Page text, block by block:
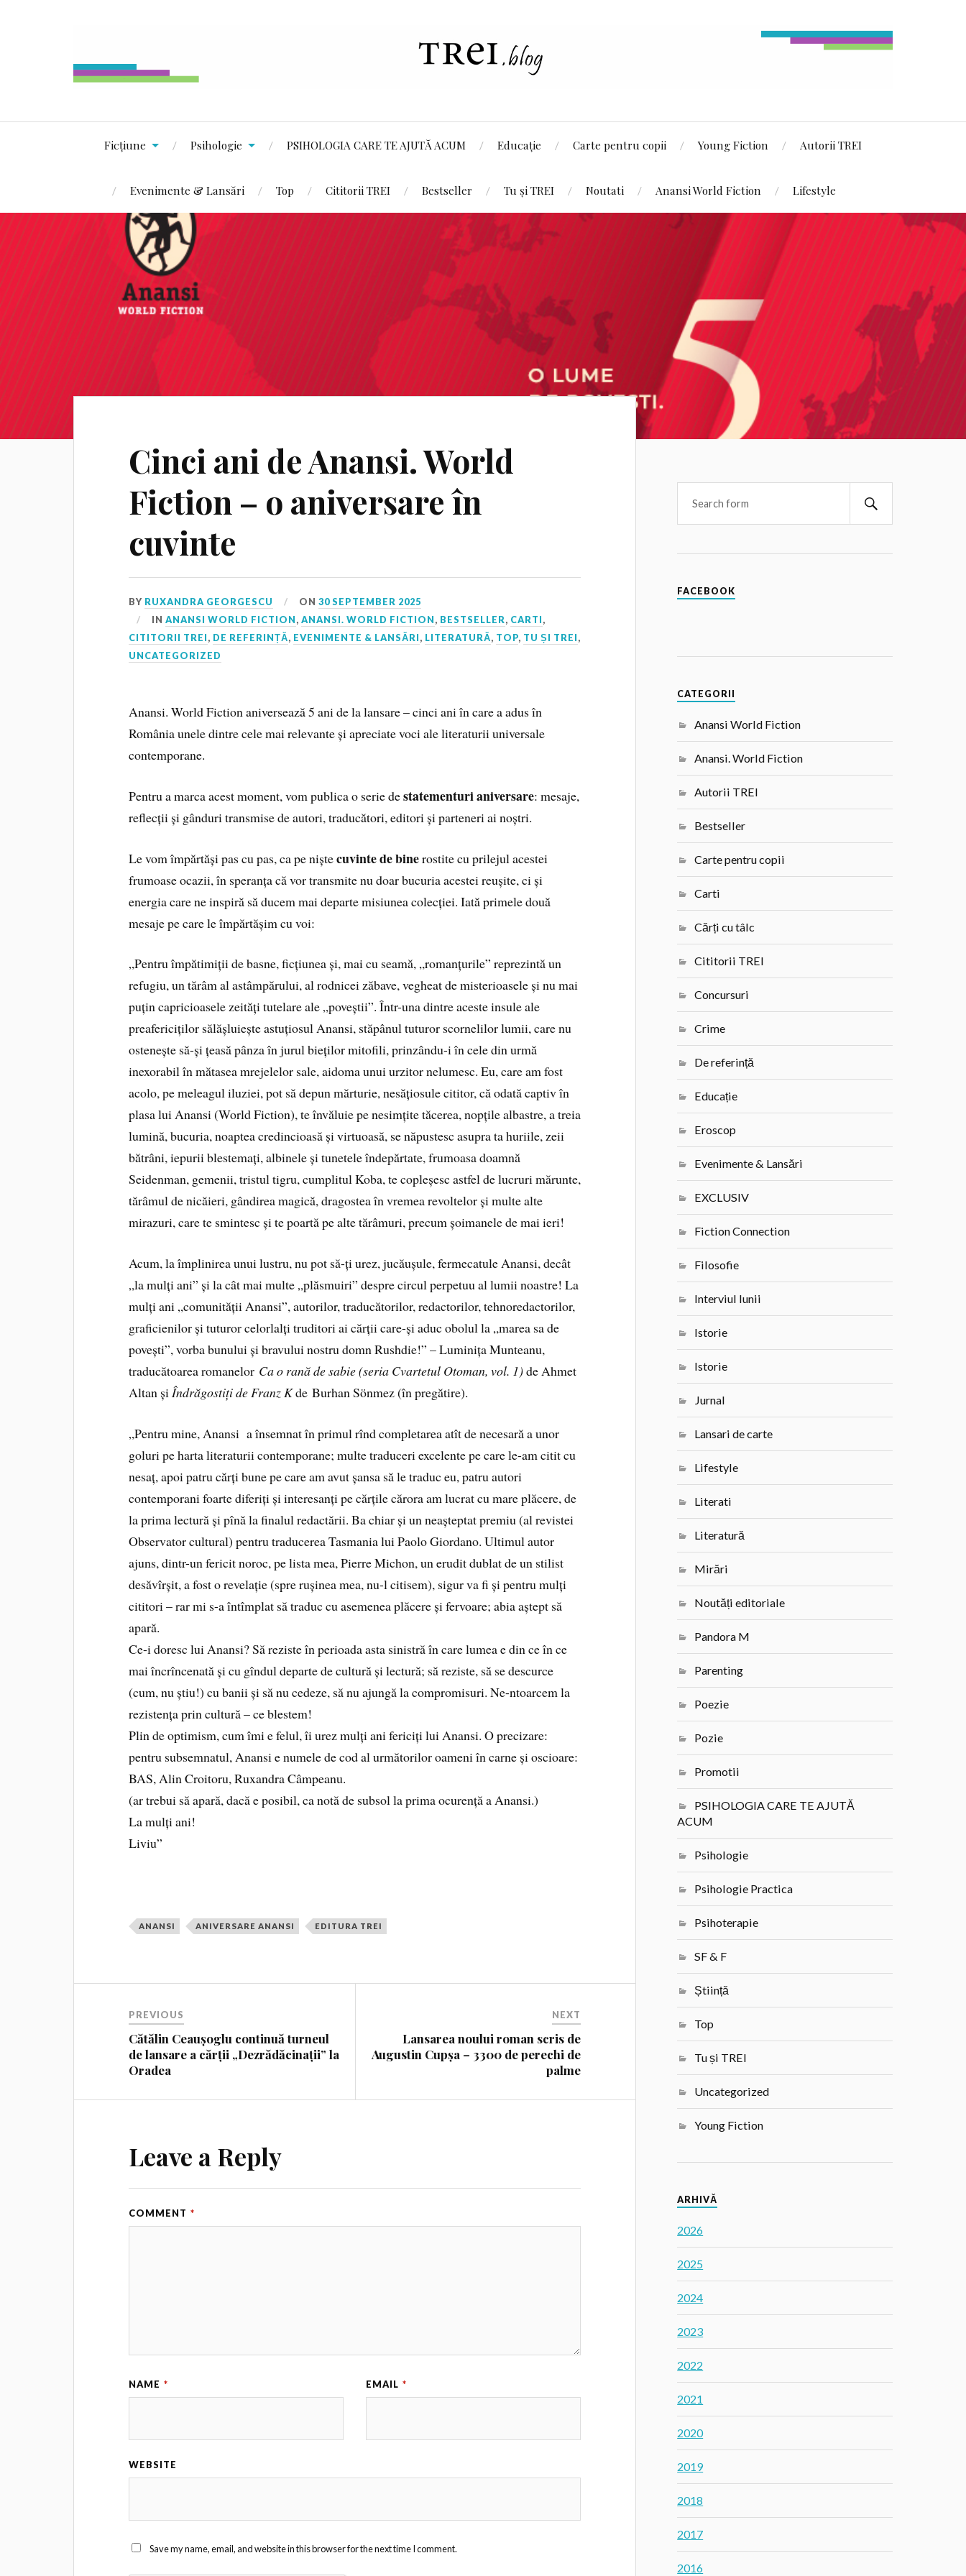
Ficțiune Psihologie PSIHOLOGIA CARE TE AJUTĂ ACUM Educație Carte pentru copii Young Fiction Autorii TREI
Evenimente & Lansări Top Cititorii TREI Bestseller Tu și TREI Noutati Anansi World Fiction Lifestyle
Cinci ani de Anansi. World
Fiction – o aniversare în
cuvinte
BY RUXANDRA GEORGESCU ON30 SEPTEMBER 2025
INANANSI WORLD FICTION,ANANSI. WORLD FICTION, BESTSELLER, CARTI,
CITITORII TREI, DE REFERINȚĂ, EVENIMENTE & LANSĂRI, LITERATURĂ, TOP, TU ȘI TREI,
UNCATEGORIZED
Anansi. World Fiction aniversează 5 ani de la lansare – cinci ani în care a adus în
România unele dintre cele mai relevante și apreciate voci ale literaturii universale
contemporane.
Pentru a marca acest moment, vom publica o serie destatementuri aniversare: mesaje,
reflecții și gânduri transmise de autori, traducători, editori și parteneri ai noștri.
Le vom împărtăși pas cu pas, ca pe niștecuvinte de binerostite cu prilejul acestei
frumoase ocazii, în speranța că vor transmite nu doar bucuria acestei reușite, ci și
energia care ne inspiră să ducem mai departe misiunea colecției. Iată primele două
mesaje pe care le împărtășim cu voi:
„Pentru împătimiții de basne, ficțiunea și, mai cu seamă, „romanțurile” reprezintă un
refugiu, un tărâm al astâmpărului, al rodnicei zăbave, vegheat de misterioasele și nu mai
puțin capricioasele zeități tutelare ale „poveștii”. Într-una dintre aceste insule ale
preafericiților sălășluiește astuțiosul Anansi, stăpânul tuturor scornelilor lumii, care nu
ostenește să-și țeasă pânza în jurul bieților mitofili, prinzându-i în cele din urmă
inexorabil în mătasea mrejelelor sale, aidoma unui urzitor nelumesc. Eu, care am fost
acolo, pe meleagul iluziei, pot să depun mărturie, nesățiosule cititor, că odată captiv în
plasa lui Anansi (World Fiction), te învăluie pe nesimțite tăcerea, nopțile albastre, a treia
lumină, bucuria, noaptea credincioasă și virtuoasă, se năpustesc asupra ta huriile, zeii
bătrâni, iepurii blestemați, albinele și tunetele îndepărtate, frumoasa doamnă
Seidenman, gemenii, tristul tigru, cumplitul Koba, te copleșesc astfel de lucruri mărunte,
tărâmul de nicăieri, gândirea magică, dragostea în vremea revoltelor și multe alte
mirazuri, care te smintesc și te poartă pe alte tărâmuri, precum șoimanele de mai ieri!
Acum, la împlinirea unui lustru, nu pot să-ți urez, jucăușule, fermecatule Anansi, decât
„la mulți ani” și la cât mai multe „plăsmuiri” despre circul perpetuu al lumii noastre! La
mulți ani „comunității Anansi”, autorilor, traducătorilor, redactorilor, tehnoredactorilor,
graficienilor și tuturor celorlalți truditori ai cărții care-și aduc obolul la „marea sa de
povești”, vorba bunului și bravului nostru domn Rushdie!” – Luminița Munteanu,
traducătoarea romanelor Ca o rană de sabie (seria Cvartetul Otoman, vol. 1)de Ahmet
Altan șiÎndrăgostiți de Franz Kde Burhan Sönmez (în pregătire).
„Pentru mine, Anansi a însemnat în primul rînd completarea atît de necesară a unor
goluri pe harta literaturii contemporane; multe traduceri excelente pe care le-am citit cu
nesaț, apoi patru cărți bune pe care am avut șansa să le traduc eu, patru autori
contemporani foarte diferiți și interesanți pe cărțile cărora am lucrat cu mare plăcere, de
la prima lectură și pînă la finalul redactării. Ba chiar și un neașteptat premiu (al revistei
Observator cultural) pentru traducerea Tasmania lui Paolo Giordano. Ultimul autor
ajuns, dintr-un fericit noroc, pe lista mea, Pierre Michon, un erudit dublat de un stilist
desăvîrșit, a fost o revelație (spre rușinea mea, nu-l citisem), sigur va fi și pentru mulți
cititori – rar mi s-a întîmplat să traduc cu asemenea plăcere și fervoare; abia aștept să
apară.
Ce-i doresc lui Anansi? Să reziste în perioada asta sinistră în care lumea e din ce în ce
mai încrîncenată și cu gîndul departe de cultură și lectură; să reziste, să se descurce
(cum, nu știu!) cu banii și să nu cedeze, să nu ajungă la compromisuri. Ne-ntoarcem la
rezistența prin cultură – ce blestem!
Plin de optimism, cum îmi e felul, îi urez mulți ani fericiți lui Anansi. O precizare:
pentru subsemnatul, Anansi e numele de cod al următorilor oameni în carne și oscioare:
BAS, Alin Croitoru, Ruxandra Câmpeanu.
(ar trebui să apară, dacă e posibil, ca notă de subsol la prima ocurență a Anansi.)
La mulți ani!
Liviu”
ANANSI ANIVERSARE ANANSI EDITURA TREI
PREVIOUS
Cătălin Ceaușoglu continuă turneul
de lansare a cărții „Dezrădăcinații” la
Oradea
NEXT
Lansarea noului roman scris de
Augustin Cupșa – 3300 de perechi de
palme
Leave a Reply
COMMENT *
NAME * EMAIL *
WEBSITE
Save my name, email, and website in this browser for the next time I comment.
FACEBOOK
CATEGORII
Anansi World Fiction
Anansi. World Fiction
Autorii TREI
Bestseller
Carte pentru copii
Carti
Cărți cu tâlc
Cititorii TREI
Concursuri
Crime
De referință
Educație
Eroscop
Evenimente & Lansări
EXCLUSIV
Fiction Connection
Filosofie
Interviul lunii
Istorie
Istorie
Jurnal
Lansari de carte
Lifestyle
Literati
Literatură
Mirări
Noutăți editoriale
Pandora M
Parenting
Poezie
Pozie
Promotii
PSIHOLOGIA CARE TE AJUTĂ
ACUM
Psihologie
Psihologie Practica
Psihoterapie
SF & F
Știință
Top
Tu și TREI
Uncategorized
Young Fiction
ARHIVĂ
2026
2025
2024
2023
2022
2021
2020
2019
2018
2017
2016